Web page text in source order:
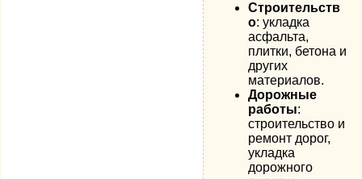
Строительств
о: укладка
асфальта,
плитки, бетона и
других
материалов.
Дорожные
работы:
строительство и
ремонт дорог,
укладка
дорожного